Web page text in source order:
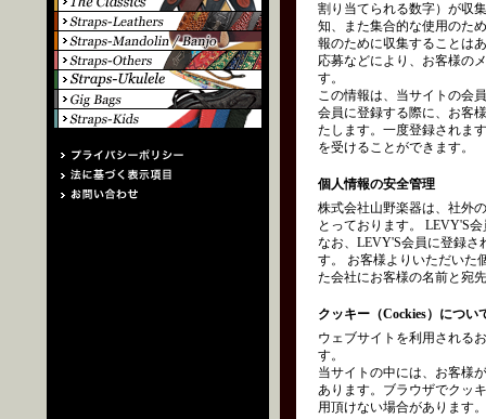
割り当てられる数字）が収
知、また集合的な使用のた
報のために収集することは
応募などにより、お客様の
す。
この情報は、当サイトの会
会員に登録する際に、お客
たします。一度登録されま
を受けることができます。
個人情報の安全管理
株式会社山野楽器は、社外
とっております。 LEVY'S
なお、LEVY'S会員に登録さ
す。 お客様よりいただいた
た会社にお客様の名前と宛
クッキー（Cockies）につい
ウェブサイトを利用される
す。
当サイトの中には、お客様
あります。ブラウザでクッ
用頂けない場合があります。